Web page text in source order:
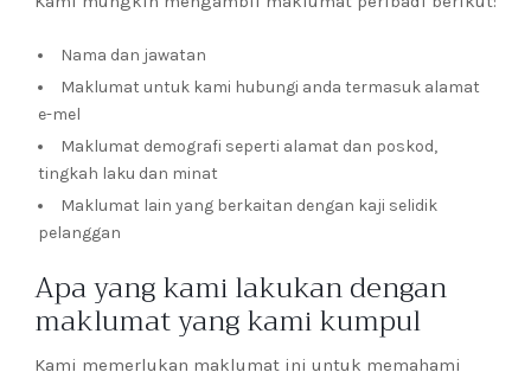
Nama dan jawatan
Maklumat untuk kami hubungi anda termasuk alamat
e-mel
Maklumat demografi seperti alamat dan poskod,
tingkah laku dan minat
Maklumat lain yang berkaitan dengan kaji selidik
pelanggan
Apa yang kami lakukan dengan
maklumat yang kami kumpul
Kami memerlukan maklumat ini untuk memahami